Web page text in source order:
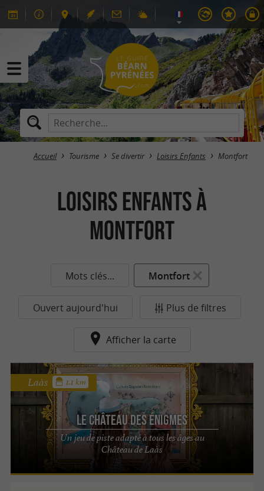
Accueil Tourisme Se divertir Loisirs Enfants Montfort
Loisirs Enfants à
Montfort
Mots clés... Montfort
Ouvert aujourd'hui Plus de filtres
Afficher la carte
Le Château des Énigmes
Un jeu de piste adapté à tous les âges au
Château de Laàs
Laàs 1.1 km